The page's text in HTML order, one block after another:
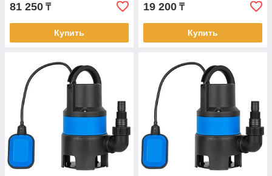
81 250 ₸
Купить
19 200 ₸
Купить